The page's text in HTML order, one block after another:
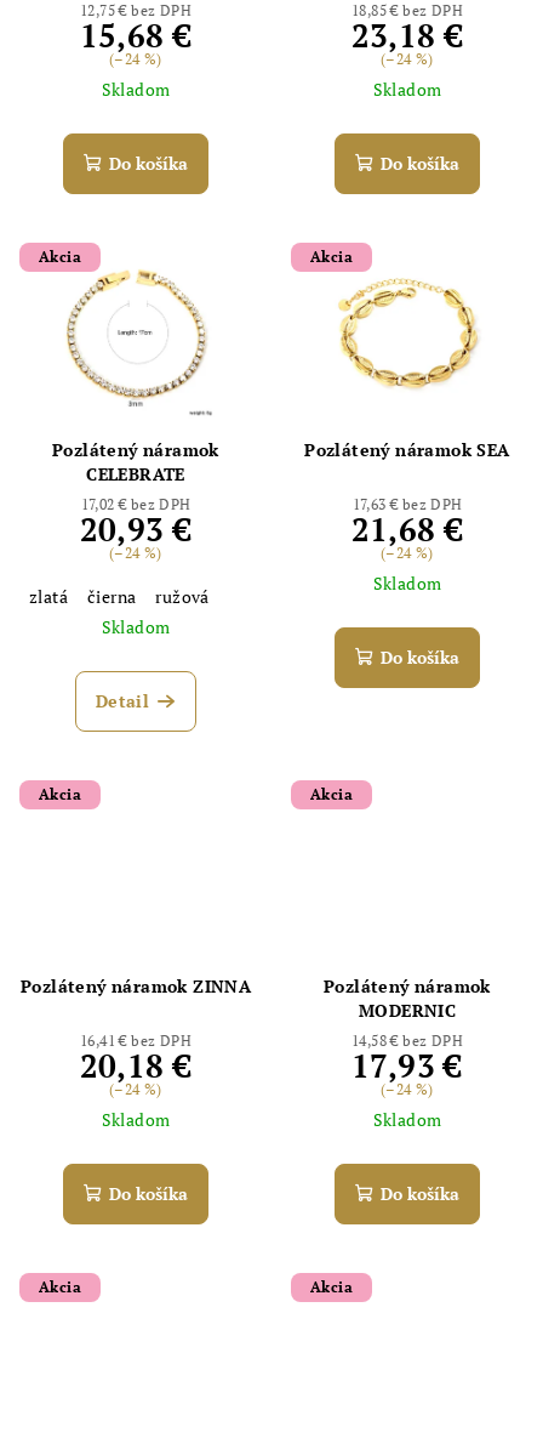
12,75 € bez DPH
15,68 €
(–24 %)
Skladom
Do košíka
18,85 € bez DPH
23,18 €
(–24 %)
Skladom
Do košíka
Akcia
Pozlátený náramok
CELEBRATE
17,02 € bez DPH
20,93 €
(–24 %)
zlatá čierna
ružová
Skladom
Detail
Akcia
Pozlátený náramok SEA
17,63 € bez DPH
21,68 €
(–24 %)
Skladom
Do košíka
Akcia
Pozlátený náramok ZINNA
16,41 € bez DPH
20,18 €
(–24 %)
Skladom
Do košíka
Akcia
Pozlátený náramok
MODERNIC
14,58 € bez DPH
17,93 €
(–24 %)
Skladom
Do košíka
Akcia Akcia